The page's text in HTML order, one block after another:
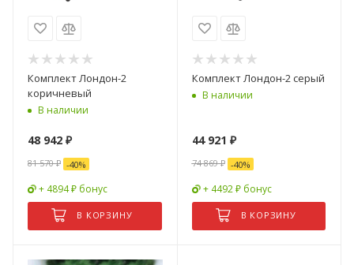
Комплект Лондон-2
коричневый
В наличии
48 942 ₽
81 570₽ -40%
+ 4894 ₽ бонус
В КОРЗИНУ
Комплект Лондон-2 серый
В наличии
44 921 ₽
74 869₽ -40%
+ 4492 ₽ бонус
В КОРЗИНУ